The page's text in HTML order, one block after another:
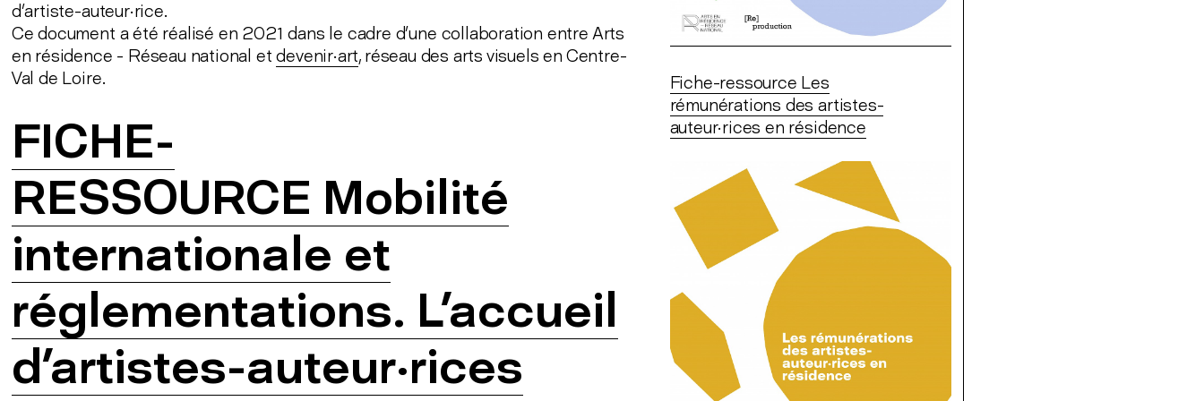
d’artiste-auteur·rice.
Ce document a été réalisé en 2021 dans le cadre d’une collaboration entre Arts
en résidence - Réseau national etdevenir·art, réseau des arts visuels en Centre-
Val de Loire.
FICHE-
RESSOURCE Mobilité
internationale et
réglementations. L'accueil
d'artistes-auteur·rices
Fiche-ressource Les
rémunérations des artistes-
auteur·rices en résidence